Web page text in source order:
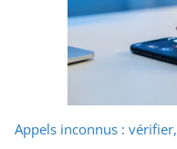
Appels inconnus :